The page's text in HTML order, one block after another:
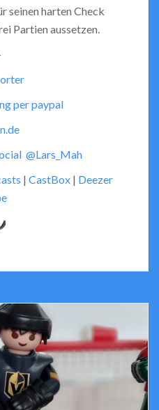
seinen harten Check
Partien aussetzen.
per paypal
@Lars_Mah
| CastBox | Deezer